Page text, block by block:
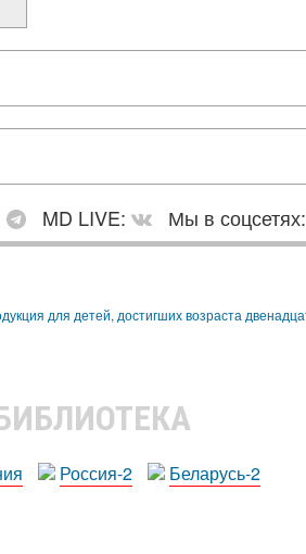
MD LIVE: Мы в соцсетях:
Россия-2 Беларусь-2